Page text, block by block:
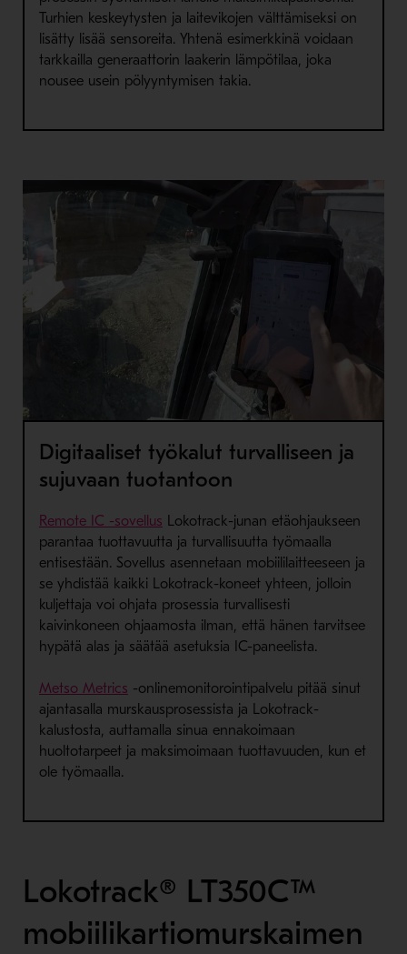
Turhien keskeytysten ja laitevikojen välttämiseksi on
lisätty lisää sensoreita. Yhtenä esimerkkinä voidaan
tarkkailla generaattorin laakerin lämpötilaa, joka
nousee usein pölyyntymisen takia.
Digitaaliset työkalut turvalliseen ja
sujuvaan tuotantoon
Remote IC -sovellus- Avaa uudessa ikkunassa
Lokotrack-junan etäohjaukseen
parantaa tuottavuutta ja turvallisuutta työmaalla
entisestään. Sovellus asennetaan mobiililaitteeseen ja
se yhdistää kaikki Lokotrack-koneet yhteen, jolloin
kuljettaja voi ohjata prosessia turvallisesti
kaivinkoneen ohjaamosta ilman, että hänen tarvitsee
hypätä alas ja säätää asetuksia IC-paneelista.
Metso Metrics- Avaa uudessa ikkunassa
-onlinemonitorointipalvelu pitää sinut
ajantasalla murskausprosessista ja Lokotrack-
kalustosta, auttamalla sinua ennakoimaan
huoltotarpeet ja maksimoimaan tuottavuuden, kun et
ole työmaalla.
Lokotrack® LT350C™
mobiilikartiomurskaimen